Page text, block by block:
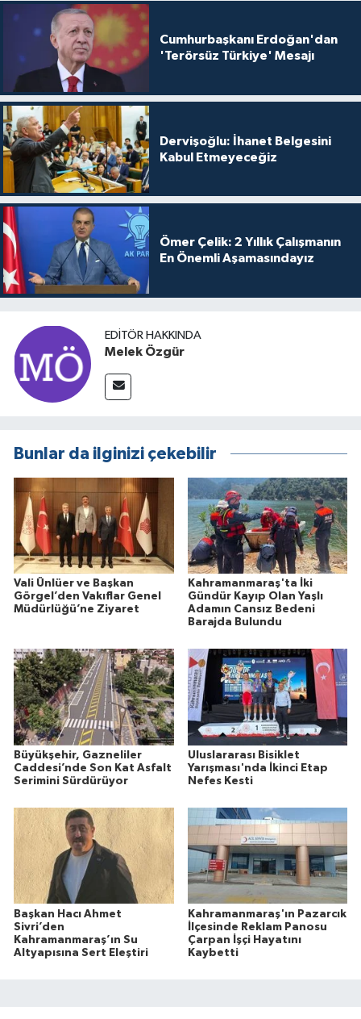
Cumhurbaşkanı Erdoğan'dan
'Terörsüz Türkiye' Mesajı
Dervişoğlu: İhanet Belgesini
Kabul Etmeyeceğiz
Ömer Çelik: 2 Yıllık Çalışmanın
En Önemli Aşamasındayız
EDITÖR HAKKINDA
Melek Özgür
Bunlar da ilginizi çekebilir
Vali Ünlüer ve Başkan
Görgel’den Vakıflar Genel
Müdürlüğü’ne Ziyaret
Kahramanmaraş'ta İki
Gündür Kayıp Olan Yaşlı
Adamın Cansız Bedeni
Barajda Bulundu
Büyükşehir, Gazneliler
Caddesi’nde Son Kat Asfalt
Serimini Sürdürüyor
Uluslararası Bisiklet
Yarışması'nda İkinci Etap
Nefes Kesti
Başkan Hacı Ahmet
Sivri’den
Kahramanmaraş’ın Su
Altyapısına Sert Eleştiri
Kahramanmaraş'ın Pazarcık
İlçesinde Reklam Panosu
Çarpan İşçi Hayatını
Kaybetti